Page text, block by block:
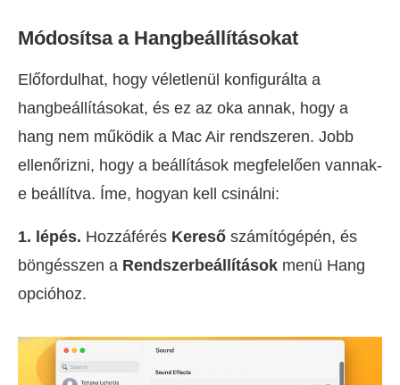
Módosítsa a Hangbeállításokat
Előfordulhat, hogy véletlenül konfigurálta a
hangbeállításokat, és ez az oka annak, hogy a
hang nem működik a Mac Air rendszeren. Jobb
ellenőrizni, hogy a beállítások megfelelően vannak-
e beállítva. Íme, hogyan kell csinálni:
1. lépés. Hozzáférés Kereső számítógépén, és
böngésszen a Rendszerbeállítások menü Hang
opcióhoz.